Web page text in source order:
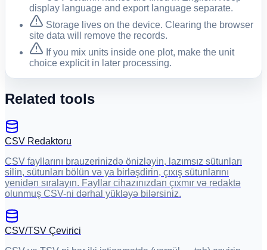
display language and export language separate.
Storage lives on the device. Clearing the browser
site data will remove the records.
If you mix units inside one plot, make the unit
choice explicit in later processing.
Related tools
CSV Redaktoru
CSV fayllarını brauzerinizdə önizləyin, lazımsız sütunları
silin, sütunları bölün və ya birləşdirin, çıxış sütunlarını
yenidən sıralayın. Fayllar cihazınızdan çıxmır və redaktə
olunmuş CSV-ni dərhal yükləyə bilərsiniz.
CSV/TSV Çevirici